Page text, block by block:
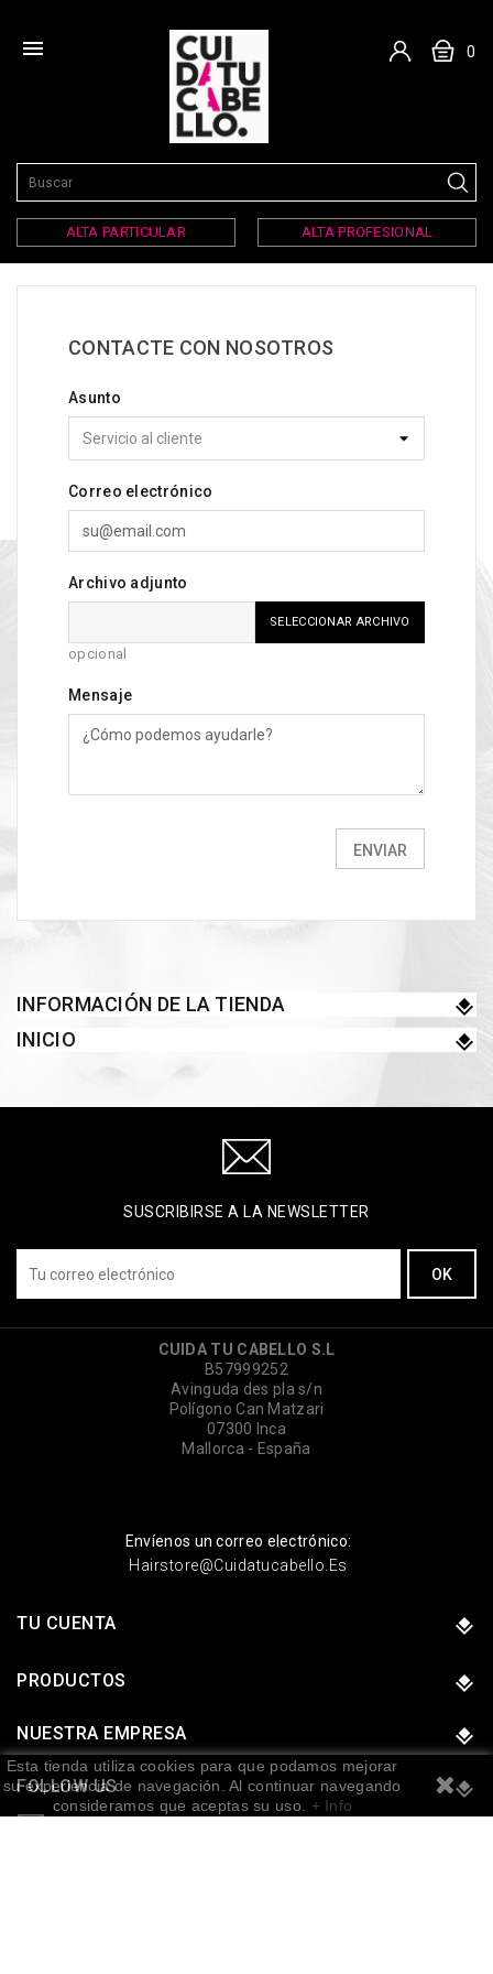
 0
ALTA PARTICULAR ALTA PROFESIONAL
CONTACTE CON NOSOTROS
Asunto
Correo electrónico
Archivo adjunto
SELECCIONAR ARCHIVO
opcional
Mensaje
INFORMACIÓN DE LA TIENDA
INICIO
SUSCRIBIRSE A LA NEWSLETTER
CUIDA TU CABELLO S.L
B57999252
Avinguda des pla s/n
Polígono Can Matzari
07300 Inca
Mallorca - España
Envíenos un correo electrónico:
Hairstore@cuidatucabello.es
TU CUENTA
PRODUCTOS
NUESTRA EMPRESA
FOLLOW US
Esta tienda utiliza cookies para que podamos mejorar
su experiencia de navegación. Al continuar navegando
consideramos que aceptas su uso. + Info